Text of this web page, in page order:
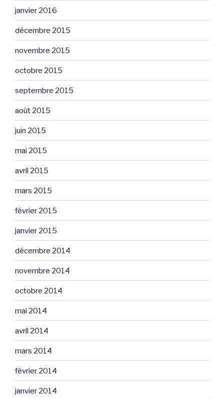
janvier 2016
décembre 2015
novembre 2015
octobre 2015
septembre 2015
août 2015
juin 2015
mai 2015
avril 2015
mars 2015
février 2015
janvier 2015
décembre 2014
novembre 2014
octobre 2014
mai 2014
avril 2014
mars 2014
février 2014
janvier 2014